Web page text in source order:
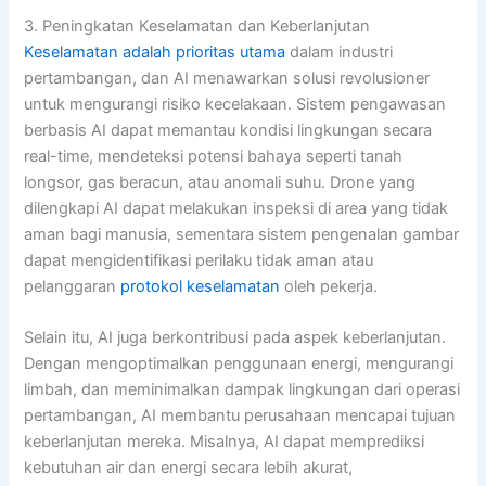
3. Peningkatan Keselamatan dan Keberlanjutan
Keselamatan adalah prioritas utama dalam industri
pertambangan, dan AI menawarkan solusi revolusioner
untuk mengurangi risiko kecelakaan. Sistem pengawasan
berbasis AI dapat memantau kondisi lingkungan secara
real-time, mendeteksi potensi bahaya seperti tanah
longsor, gas beracun, atau anomali suhu. Drone yang
dilengkapi AI dapat melakukan inspeksi di area yang tidak
aman bagi manusia, sementara sistem pengenalan gambar
dapat mengidentifikasi perilaku tidak aman atau
pelanggaran protokol keselamatan oleh pekerja.
Selain itu, AI juga berkontribusi pada aspek keberlanjutan.
Dengan mengoptimalkan penggunaan energi, mengurangi
limbah, dan meminimalkan dampak lingkungan dari operasi
pertambangan, AI membantu perusahaan mencapai tujuan
keberlanjutan mereka. Misalnya, AI dapat memprediksi
kebutuhan air dan energi secara lebih akurat,